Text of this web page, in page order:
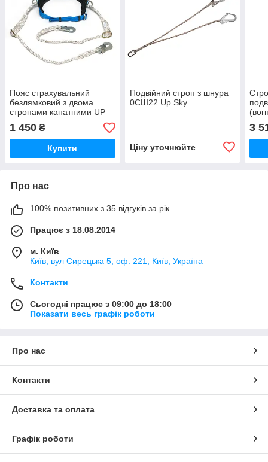
Пояс страхувальний
безлямковий з двома
стропами канатними UP
SKY
1 450 ₴
Купити
Подвійний строп з шнура
0СШ22 Up Sky
Ціну уточнюйте
3
Про нас
100% позитивних з 35 відгуків за рік
Працює з 18.08.2014
м. Київ
Київ, вул Сирецька 5, оф. 221, Київ, Україна
Контакти
Сьогодні працює з 09:00 до 18:00
Показати весь графік роботи
Про нас
Контакти
Доставка та оплата
Графік роботи